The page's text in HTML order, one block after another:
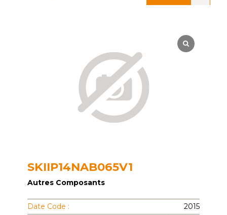
SKIIP14NAB065V1
Autres Composants
Date Code :
2015